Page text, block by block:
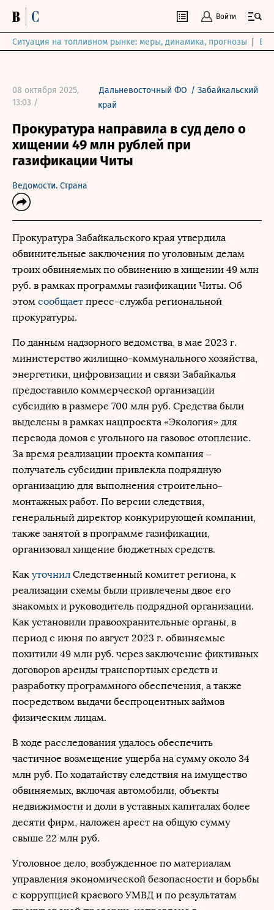
Войти
Ситуация на топливном рынке: меры, динамика, прогнозы
08 октября 2025,
13:03 /
Дальневосточный ФО / Забайкальский
край
Прокуратура направила в суд дело о
хищении 49 млн рублей при
газификации Читы
Ведомости. Страна
Прокуратура Забайкальского края утвердила
обвинительные заключения по уголовным делам
троих обвиняемых по обвинению в хищении 49 млн
руб. в рамках программы газификации Читы. Об
этом сообщает пресс-служба региональной
прокуратуры.
По данным надзорного ведомства, в мае 2023 г.
министерство жилищно-коммунального хозяйства,
энергетики, цифровизации и связи Забайкалья
предоставило коммерческой организации
субсидию в размере 700 млн руб. Средства были
выделены в рамках нацпроекта «Экология» для
перевода домов с угольного на газовое отопление.
За время реализации проекта компания –
получатель субсидии привлекла подрядную
организацию для выполнения строительно-
монтажных работ. По версии следствия,
генеральный директор конкурирующей компании,
также занятой в программе газификации,
организовал хищение бюджетных средств.
Как уточнил Следственный комитет региона, к
реализации схемы были привлечены двое его
знакомых и руководитель подрядной организации.
Как установили правоохранительные органы, в
период с июня по август 2023 г. обвиняемые
похитили 49 млн руб. через заключение фиктивных
договоров аренды транспортных средств и
разработку программного обеспечения, а также
посредством выдачи беспроцентных займов
физическим лицам.
В ходе расследования удалось обеспечить
частичное возмещение ущерба на сумму около 34
млн руб. По ходатайству следствия на имущество
обвиняемых, включая автомобили, объекты
недвижимости и доли в уставных капиталах более
десяти фирм, наложен арест на общую сумму
свыше 22 млн руб.
Уголовное дело, возбужденное по материалам
управления экономической безопасности и борьбы
с коррупцией краевого УМВД и по результатам